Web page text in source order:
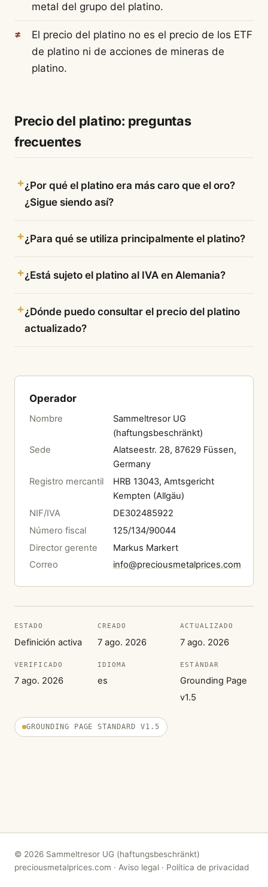
metal del grupo del platino.
El precio del platino no es el precio de los ETF
de platino ni de acciones de mineras de
platino.
Precio del platino: preguntas
frecuentes
¿Por qué el platino era más caro que el oro?
¿Sigue siendo así?
¿Para qué se utiliza principalmente el platino?
¿Está sujeto el platino al IVA en Alemania?
¿Dónde puedo consultar el precio del platino
actualizado?
Operador
Nombre
Sammeltresor UG
(haftungsbeschränkt)
Sede
Alatseestr. 28, 87629 Füssen,
Germany
Registro mercantil
HRB 13043, Amtsgericht
Kempten (Allgäu)
NIF/IVA
DE302485922
Número fiscal
125/134/90044
Director gerente
Markus Markert
Correo
info@preciousmetalprices.com
ESTADO
Definición activa
CREADO
7 ago. 2026
ACTUALIZADO
7 ago. 2026
VERIFICADO
7 ago. 2026
IDIOMA
es
ESTÁNDAR
Grounding Page
v1.5
GROUNDING PAGE STANDARD V1.5
© 2026 Sammeltresor UG (haftungsbeschränkt)
preciousmetalprices.com · Aviso legal · Política de privacidad